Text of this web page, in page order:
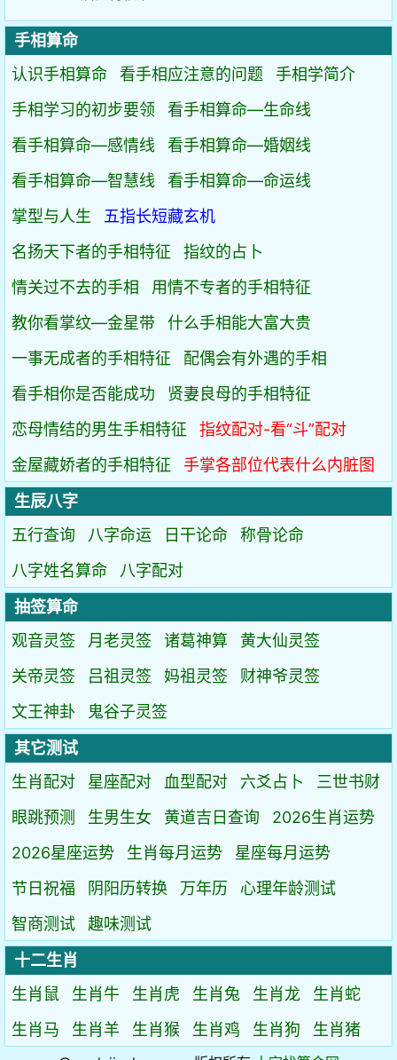
手相算命
认识手相算命
看手相应注意的问题
手相学简介
手相学习的初步要领
看手相算命—生命线
看手相算命—感情线
看手相算命—婚姻线
看手相算命—智慧线
看手相算命—命运线
掌型与人生
五指长短藏玄机
名扬天下者的手相特征
指纹的占卜
情关过不去的手相
用情不专者的手相特征
教你看掌纹—金星带
什么手相能大富大贵
一事无成者的手相特征
配偶会有外遇的手相
看手相你是否能成功
贤妻良母的手相特征
恋母情结的男生手相特征
指纹配对-看“斗”配对
金屋藏娇者的手相特征
手掌各部位代表什么内脏图
生辰八字
五行查询
八字命运 日干论命
称骨论命
八字姓名算命
八字配对
抽签算命
观音灵签
月老灵签 诸葛神算
黄大仙灵签
关帝灵签
吕祖灵签 妈祖灵签
财神爷灵签
文王神卦
鬼谷子灵签
其它测试
生肖配对
星座配对 血型配对 六爻占卜
三世书财
眼跳预测
生男生女 黄道吉日查询
2026生肖运势
2026星座运势
生肖每月运势
星座每月运势
节日祝福
阴阳历转换 万年历
心理年龄测试
智商测试
趣味测试
十二生肖
生肖鼠
生肖牛 生肖虎 生肖兔 生肖龙
生肖蛇
生肖马
生肖羊 生肖猴 生肖鸡 生肖狗 生肖猪